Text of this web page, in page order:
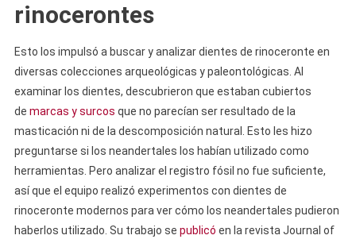
rinocerontes
Esto los impulsó a buscar y analizar dientes de rinoceronte en
diversas colecciones arqueológicas y paleontológicas. Al
examinar los dientes, descubrieron que estaban cubiertos
de marcas y surcos que no parecían ser resultado de la
masticación ni de la descomposición natural. Esto les hizo
preguntarse si los neandertales los habían utilizado como
herramientas. Pero analizar el registro fósil no fue suficiente,
así que el equipo realizó experimentos con dientes de
rinoceronte modernos para ver cómo los neandertales pudieron
haberlos utilizado. Su trabajo se publicó en la revista Journal of